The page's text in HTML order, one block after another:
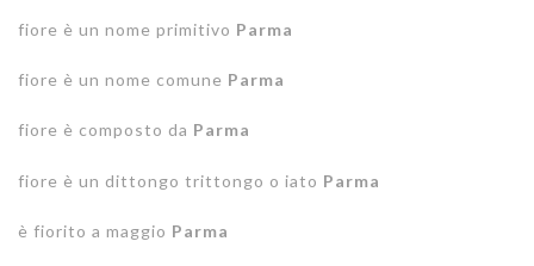
fiore è un nome primitivo Parma
fiore è un nome comune Parma
fiore è composto da Parma
fiore è un dittongo trittongo o iato Parma
è fiorito a maggio Parma